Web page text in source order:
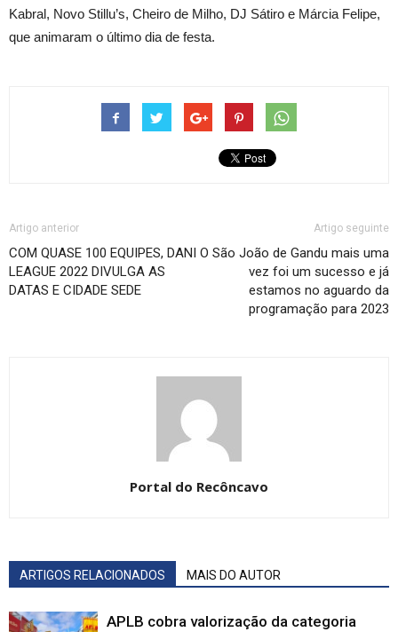
Kabral, Novo Stillu’s, Cheiro de Milho, DJ Sátiro e Márcia Felipe,
que animaram o último dia de festa.
Artigo anterior
COM QUASE 100 EQUIPES, DANI
LEAGUE 2022 DIVULGA AS
DATAS E CIDADE SEDE
Artigo seguinte
O São João de Gandu mais uma
vez foi um sucesso e já
estamos no aguardo da
programação para 2023
Portal do Recôncavo
ARTIGOS RELACIONADOS MAIS DO AUTOR
APLB cobra valorização da categoria